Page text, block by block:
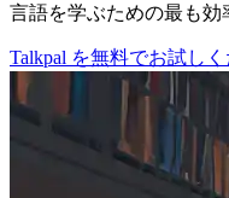
言語を学ぶための最も効
Talkpal を無料でお試し